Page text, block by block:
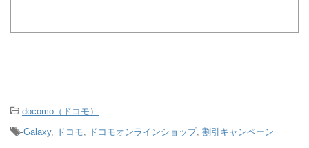
-docomo（ドコモ）
-Galaxy, ドコモ, ドコモオンラインショップ, 割引キャンペーン